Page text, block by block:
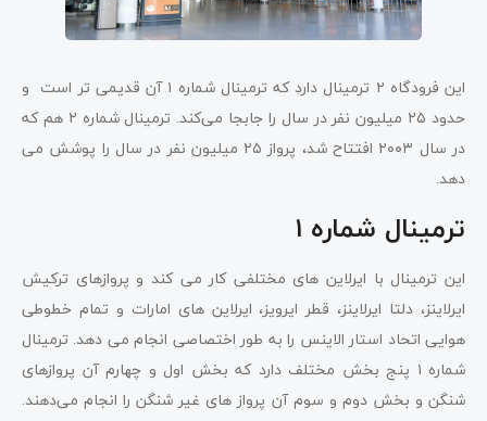
این فرودگاه ۲ ترمینال دارد که ترمینال شماره ۱ آن قدیمی تر است و
حدود ۲۵ میلیون نفر در سال را جابجا می‌کند. ترمینال شماره ۲ هم که
در سال ۲۰۰۳ افتتاح شد، پرواز ۲۵ میلیون نفر در سال را پوشش می
دهد.
ترمینال شماره ۱
این ترمینال با ایرلاین های مختلفی کار می کند و پروازهای ترکیش
ایرلاینز، دلتا ایرلاینز، قطر ایرویز، ایرلاین های امارات و تمام خطوطی
هوایی اتحاد استار الاینس را به طور اختصاصی انجام می دهد. ترمینال
شماره ۱ پنج بخش مختلف دارد که بخش اول و چهارم آن پروازهای
شنگن و بخش دوم و سوم آن پرواز های غیر شنگن را انجام می‌دهند.